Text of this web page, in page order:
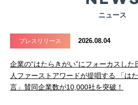
ニュース
プレスリリース 2026.08.04
企業の“はたらきがい”にフォーカスし
人ファーストアワードが提唱する 「は
言」賛同企業数が10,000社を突破！